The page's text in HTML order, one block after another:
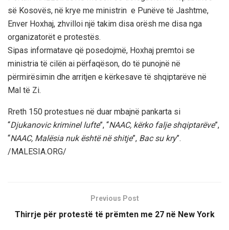
së Kosovës, në krye me ministrin e Punëve të Jashtme,
Enver Hoxhaj, zhvilloi një takim disa orësh me disa nga
organizatorët e protestës.
Sipas informatave që posedojmë, Hoxhaj premtoi se
ministria të cilën ai përfaqëson, do të punojnë në
përmirësimin dhe arritjen e kërkesave të shqiptarëve në
Mal të Zi.
Rreth 150 protestues në duar mbajnë pankarta si
“Djukanovic kriminel lufte”, “NAAC, kërko falje shqiptarëve”,
“NAAC, Malësia nuk është në shitje”, Bac su kry”.
/MALESIA.ORG/
Previous Post
Thirrje për protestë të prëmten me 27 në New York